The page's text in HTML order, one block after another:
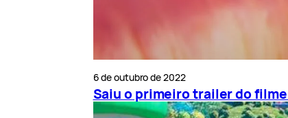
6 de outubro de 2022
Saiu o primeiro trailer do